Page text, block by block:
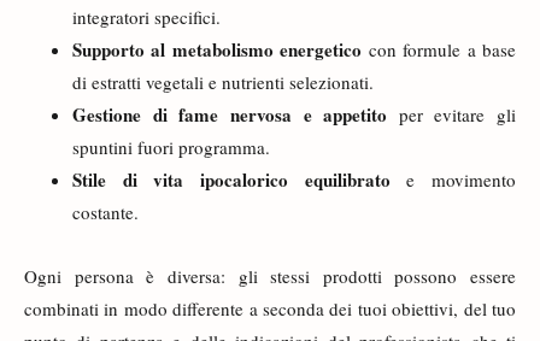
integratori specifici.
Supporto al metabolismo energetico con formule a base
di estratti vegetali e nutrienti selezionati.
Gestione di fame nervosa e appetito per evitare gli
spuntini fuori programma.
Stile di vita ipocalorico equilibrato e movimento
costante.
Ogni persona è diversa: gli stessi prodotti possono essere
combinati in modo differente a seconda dei tuoi obiettivi, del tuo